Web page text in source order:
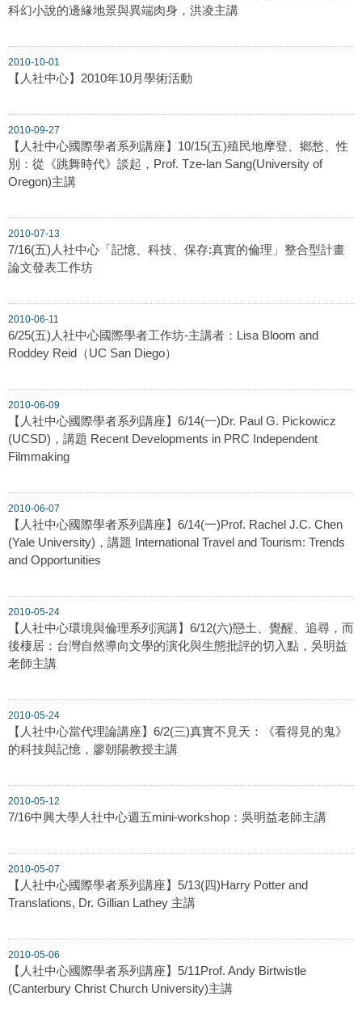
科幻小說的邊緣地景與異端肉身，洪凌主講
2010-10-01
【人社中心】2010年10月學術活動
2010-09-27
【人社中心國際學者系列講座】10/15(五)殖民地摩登、鄉愁、性
別：從《跳舞時代》談起，Prof. Tze-lan Sang(University of
Oregon)主講
2010-07-13
7/16(五)人社中心「記憶、科技、保存:真實的倫理」整合型計畫
論文發表工作坊
2010-06-11
6/25(五)人社中心國際學者工作坊-主講者：Lisa Bloom and
Roddey Reid（UC San Diego）
2010-06-09
【人社中心國際學者系列講座】6/14(一)Dr. Paul G. Pickowicz
(UCSD)，講題 Recent Developments in PRC Independent
Filmmaking
2010-06-07
【人社中心國際學者系列講座】6/14(一)Prof. Rachel J.C. Chen
(Yale University)，講題 International Travel and Tourism: Trends
and Opportunities
2010-05-24
【人社中心環境與倫理系列演講】6/12(六)戀土、覺醒、追尋，而
後棲居：台灣自然導向文學的演化與生態批評的切入點，吳明益
老師主講
2010-05-24
【人社中心當代理論講座】6/2(三)真實不見天：《看得見的鬼》
的科技與記憶，廖朝陽教授主講
2010-05-12
7/16中興大學人社中心週五mini-workshop：吳明益老師主講
2010-05-07
【人社中心國際學者系列講座】5/13(四)Harry Potter and
Translations, Dr. Gillian Lathey 主講
2010-05-06
【人社中心國際學者系列講座】5/11Prof. Andy Birtwistle
(Canterbury Christ Church University)主講